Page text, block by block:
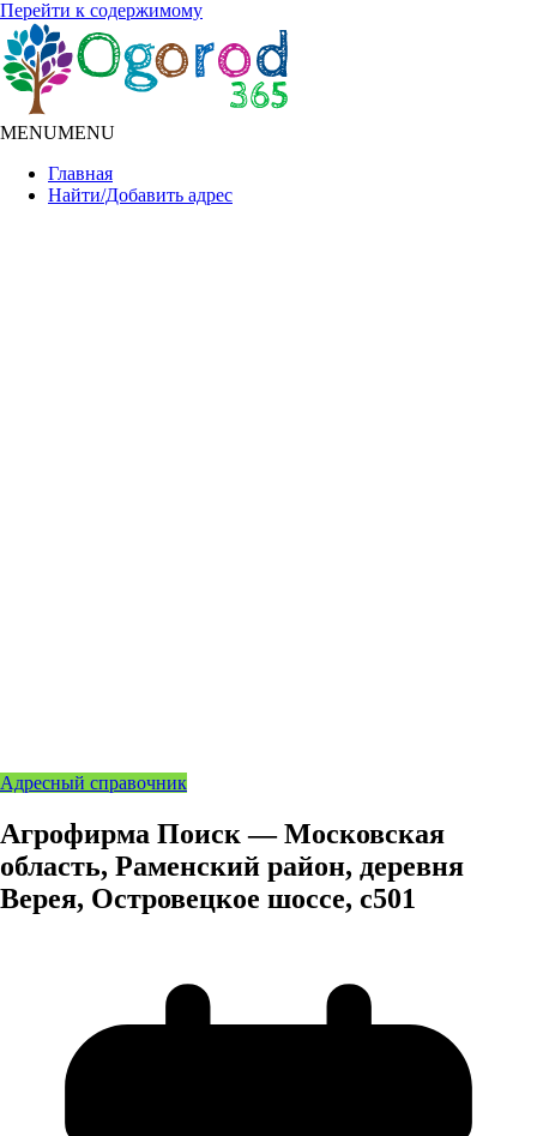
Перейти к содержимому
MENUMENU
Главная
Найти/Добавить адрес
Адресный справочник
Агрофирма Поиск — Московская
область, Раменский район, деревня
Верея, Островецкое шоссе, с501